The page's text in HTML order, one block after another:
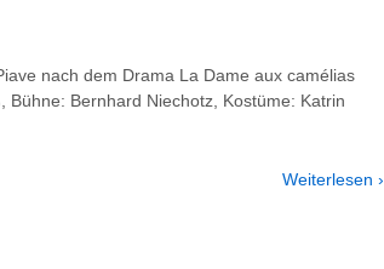
nach dem Drama La Dame aux camélias
Bühne: Bernhard Niechotz, Kostüme: Katrin
Weiterlesen ›